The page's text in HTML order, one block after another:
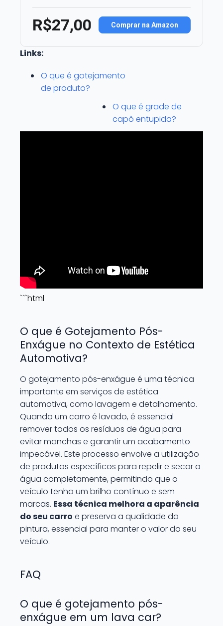
R$27,00 Comprar na Amazon
Links:
O que é gotejamento
de produto?
O que é grade de
capô entupida?
```html
O que é Gotejamento Pós-
Enxágue no Contexto de Estética
Automotiva?
O gotejamento pós-enxágue é uma técnica
importante em serviços de estética
automotiva, como lavagem e detalhamento.
Quando um carro é lavado, é essencial
remover todos os resíduos de água para
evitar manchas e garantir um acabamento
impecável. Este processo envolve a utilização
de produtos específicos para repelir e secar a
água completamente, permitindo que o
veículo tenha um brilho contínuo e sem
marcas. Essa técnica melhora a aparência
do seu carro e preserva a qualidade da
pintura, essencial para manter o valor do seu
veículo.
FAQ
O que é gotejamento pós-
enxágue em um lava car?